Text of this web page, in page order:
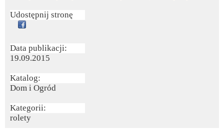
Udostępnij stronę
Data publikacji:
19.09.2015
Katalog:
Dom i Ogród
Kategorii:
rolety